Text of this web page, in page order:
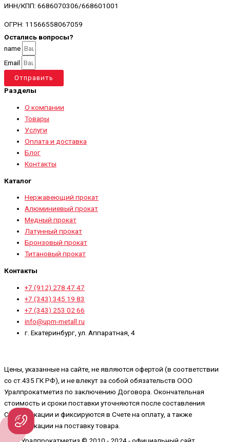
ИНН/КПП: 6686070306/668601001
ОГРН: 11566558067059
Остались вопросы?
name
Email
Отправить
Разделы
О компании
Товары
Услуги
Оплата и доставка
Блог
Контакты
Каталог
Нержавеющий прокат
Алюминиевый прокат
Медный прокат
Латунный прокат
Бронзовый прокат
Титановый прокат
Контакты
+7 (912) 278 47 47
+7 (343) 345 19 83
+7 (343) 253 02 66
info@upm-metall.ru
г. Екатеринбург, ул. Аппаратная, 4
Цены, указанные на сайте, не являются офертой (в соответствии
со ст.435 ГК РФ), и не влекут за собой обязательств ООО
Уралпрокатметиз по заключению Договора. Окончательная
стоимость и сроки поставки уточняются после составления
Спецификации и фиксируются в Счете на оплату, а также
Спецификации на поставку товара.